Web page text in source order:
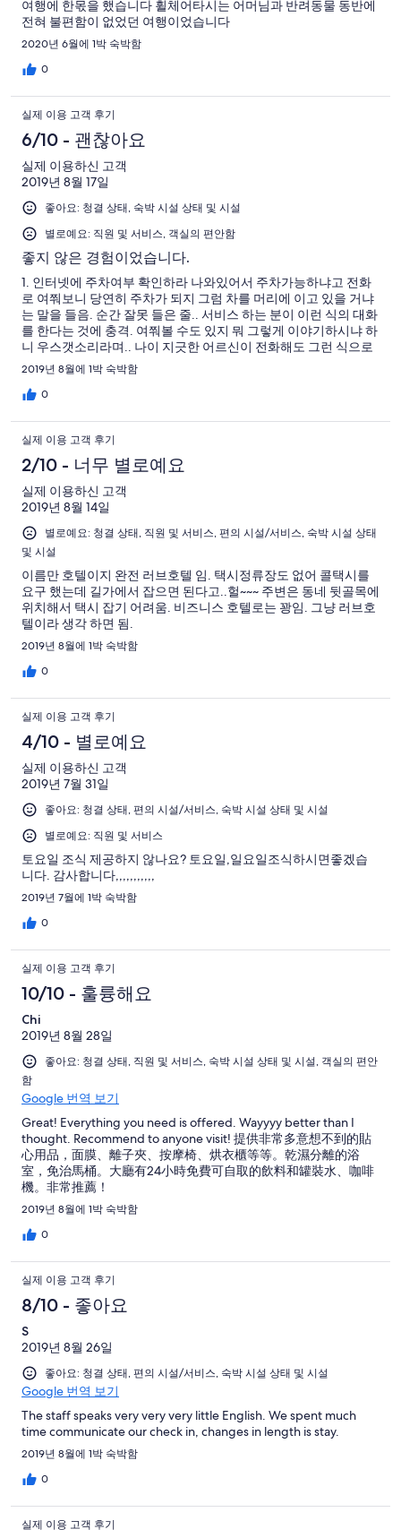
여행에 한몫을 했습니다 휠체어타시는 어머님과 반려동물 동반에
전혀 불편함이 없었던 여행이었습니다
2020년 6월에 1박 숙박함
0
실제 이용 고객 후기
6/10 - 괜찮아요
실제 이용하신 고객
2019년 8월 17일
좋아요: 청결 상태, 숙박 시설 상태 및 시설
별로예요: 직원 및 서비스, 객실의 편안함
좋지 않은 경험이었습니다.
1. 인터넷에 주차여부 확인하라 나와있어서 주차가능하냐고 전화
로 여쭤보니 당연히 주차가 되지 그럼 차를 머리에 이고 있을 거냐
는 말을 들음. 순간 잘못 들은 줄.. 서비스 하는 분이 이런 식의 대화
를 한다는 것에 충격. 여쭤볼 수도 있지 뭐 그렇게 이야기하시냐 하
니 우스갯소리라며.. 나이 지긋한 어르신이 전화해도 그런 식으로
대답하실 건지..? 2. 담배냄새 방 안으로 다 들어옴. 새벽에 방음 안
됨. 윗방 물 내리는 소리, 옆방 문닫는 소리 들림. 아침에 체크아웃
할때 복도에서 엘베 기다리는데 다른 방 안 여성의 민망한 소리 적
평: 시설이 아무리 좋아도 서비스마인드와 방음에 실망하여 광주
에 다시 가도 이 곳은 다시 안 가고 싶습니다.
2019년 8월에 1박 숙박함
0
실제 이용 고객 후기
2/10 - 너무 별로예요
실제 이용하신 고객
2019년 8월 14일
별로예요: 청결 상태, 직원 및 서비스, 편의 시설/서비스, 숙박 시설 상태
및 시설
이름만 호텔이지 완전 러브호텔 임. 택시정류장도 없어 콜택시를
요구 했는데 길가에서 잡으면 된다고..헐~~~ 주변은 동네 뒷골목에
위치해서 택시 잡기 어려움. 비즈니스 호텔로는 꽝임. 그냥 러브호
텔이라 생각 하면 됨.
2019년 8월에 1박 숙박함
0
실제 이용 고객 후기
4/10 - 별로예요
실제 이용하신 고객
2019년 7월 31일
좋아요: 청결 상태, 편의 시설/서비스, 숙박 시설 상태 및 시설
별로예요: 직원 및 서비스
토요일 조식 제공하지 않나요? 토요일,일요일조식하시면좋겠습
니다. 감사합니다,,,,,,,,,,,
2019년 7월에 1박 숙박함
0
실제 이용 고객 후기
10/10 - 훌륭해요
Chi
2019년 8월 28일
좋아요: 청결 상태, 직원 및 서비스, 숙박 시설 상태 및 시설, 객실의 편안
함
Google 번역 보기
Great! Everything you need is offered. Wayyyy better than I
thought. Recommend to anyone visit! 提供非常多意想不到的貼
心用品，面膜、離子夾、按摩椅、烘衣櫃等等。乾濕分離的浴
室，免治馬桶。大廳有24小時免費可自取的飲料和罐裝水、咖啡
機。非常推薦！
2019년 8월에 1박 숙박함
0
실제 이용 고객 후기
8/10 - 좋아요
S
2019년 8월 26일
좋아요: 청결 상태, 편의 시설/서비스, 숙박 시설 상태 및 시설
Google 번역 보기
The staff speaks very very very little English. We spent much
time communicate our check in, changes in length is stay.
2019년 8월에 1박 숙박함
0
실제 이용 고객 후기